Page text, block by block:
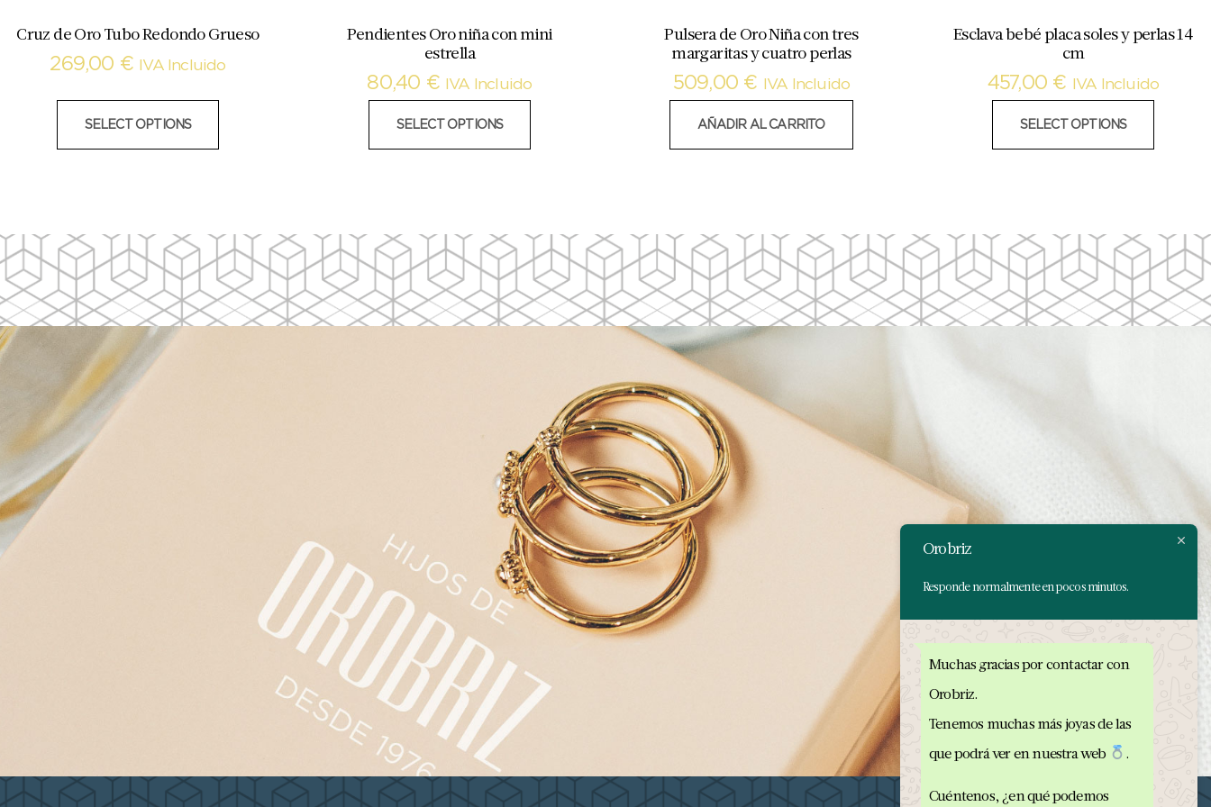
Cruz de Oro Tubo Redondo Grueso
269,00 € IVA Incluido
SELECT OPTIONS
Pendientes Oro niña con mini
estrella
80,40 € IVA Incluido
SELECT OPTIONS
Pulsera de Oro Niña con tres
margaritas y cuatro perlas
509,00 € IVA Incluido
AÑADIR AL CARRITO
Esclava bebé placa soles y perlas 14
cm
457,00 € IVA Incluido
SELECT OPTIONS
Orobriz
Responde normalmente en pocos minutos.
Muchas gracias por contactar con
Orobriz.
Tenemos muchas más joyas de las
que podrá ver en nuestra web
.
Cuéntenos, ¿en qué podemos